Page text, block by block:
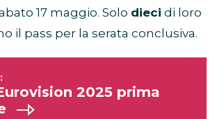
17 maggio. Solo dieci di loro
il pass per la serata conclusiva.
2025 prima